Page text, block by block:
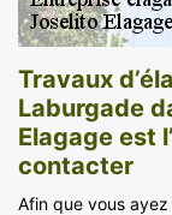
Travaux
Laburgade
Elagage est
contacter
Afin que vous ayez